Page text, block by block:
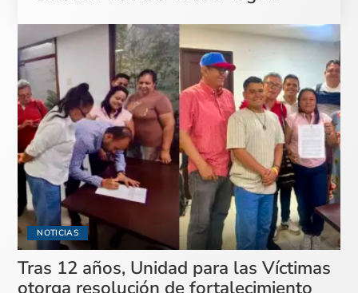
NOTICIAS
Tras 12 años, Unidad para las Víctimas
otorga resolución de fortalecimiento